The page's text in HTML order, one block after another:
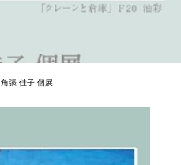
角張 佳子 個展